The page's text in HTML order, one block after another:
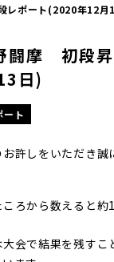
ポート(2020年12月
摩 初段昇
日)
ート
許しをいただき誠
ろから数えると約
会で結果を残すこ